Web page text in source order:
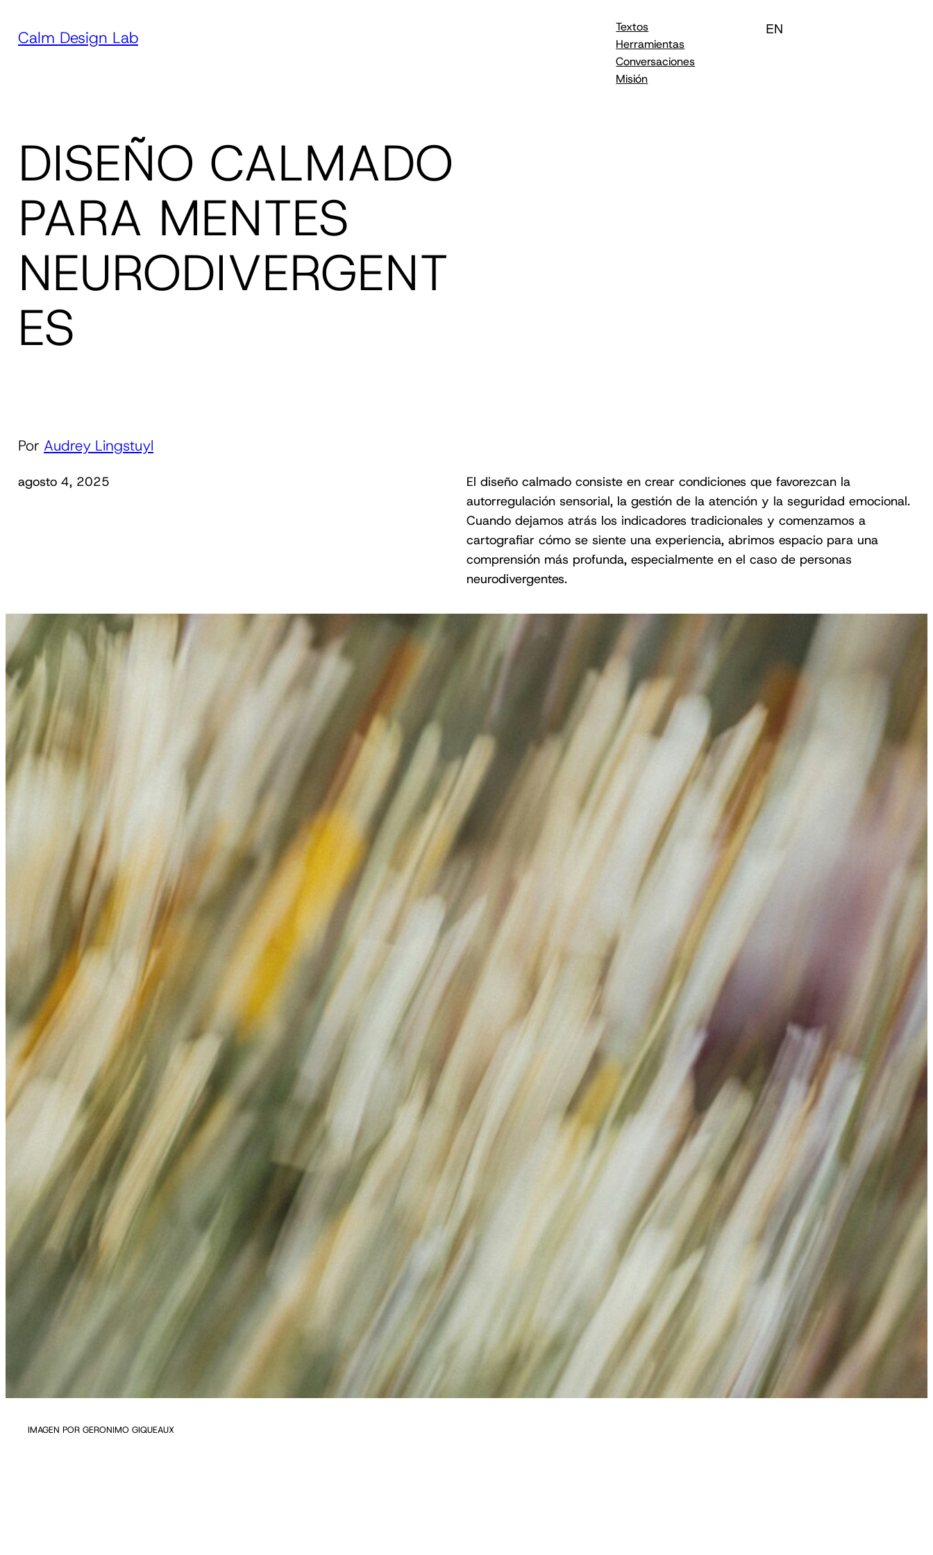
Calm Design Lab
Textos
Herramientas
Conversaciones
Misión
EN
DISEÑO CALMADO
PARA MENTES
NEURODIVERGENT
ES
Por Audrey Lingstuyl
agosto 4, 2025
El diseño calmado consiste en crear condiciones que favorezcan la
autorregulación sensorial, la gestión de la atención y la seguridad emocional.
Cuando dejamos atrás los indicadores tradicionales y comenzamos a
cartografiar cómo se siente una experiencia, abrimos espacio para una
comprensión más profunda, especialmente en el caso de personas
neurodivergentes.
IMAGEN POR GERONIMO GIQUEAUX